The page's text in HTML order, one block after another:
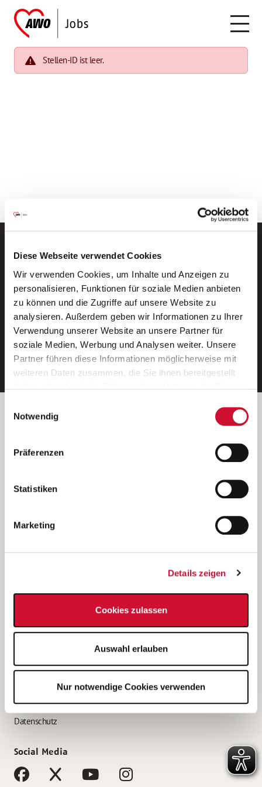
Diese Webseite verwendet Cookies
Wir verwenden Cookies, um Inhalte und Anzeigen zu
personalisieren, Funktionen für soziale Medien anbieten
zu können und die Zugriffe auf unsere Website zu
analysieren. Außerdem geben wir Informationen zu Ihrer
Verwendung unserer Website an unsere Partner für
soziale Medien, Werbung und Analysen weiter. Unsere
Partner führen diese Informationen möglicherweise mit
weiteren Daten zusammen, die Sie ihnen bereitgestellt
Wenn Sie auf „Cookies zulassen“ klicken, so stimmen
Sie der Speicherung sämtlicher Cookies zu. Sie können
Ihre Einwilligung selbstverständlich jederzeit widerrufen,
indem Sie die Cookie-Einstellungen aufrufen und diese
unsererDatenschutzerklärung
Notwendig
Präferenzen
Statistiken
Marketing
Details zeigen
Cookies zulassen
Auswahl erlauben
Nur notwendige Cookies verwenden
Stellen-ID ist leer.
Neue Stellen per E-Mail.
Ein kostenloser Service von AWO
Jobs.
E-Mail-Adresse eintragen
Betreiber der Webseite
Kantstraße 45a
(Ein Tochterunternehmen des AWO Bezirksverbandes Unterfranken
e.V.)
Bewerbung als Altenpflegehelfer*in
Bewerbung als Erzieher*in
AWO Gliederungen nach Bundesland
Impressum
Datenschutz
Social Media